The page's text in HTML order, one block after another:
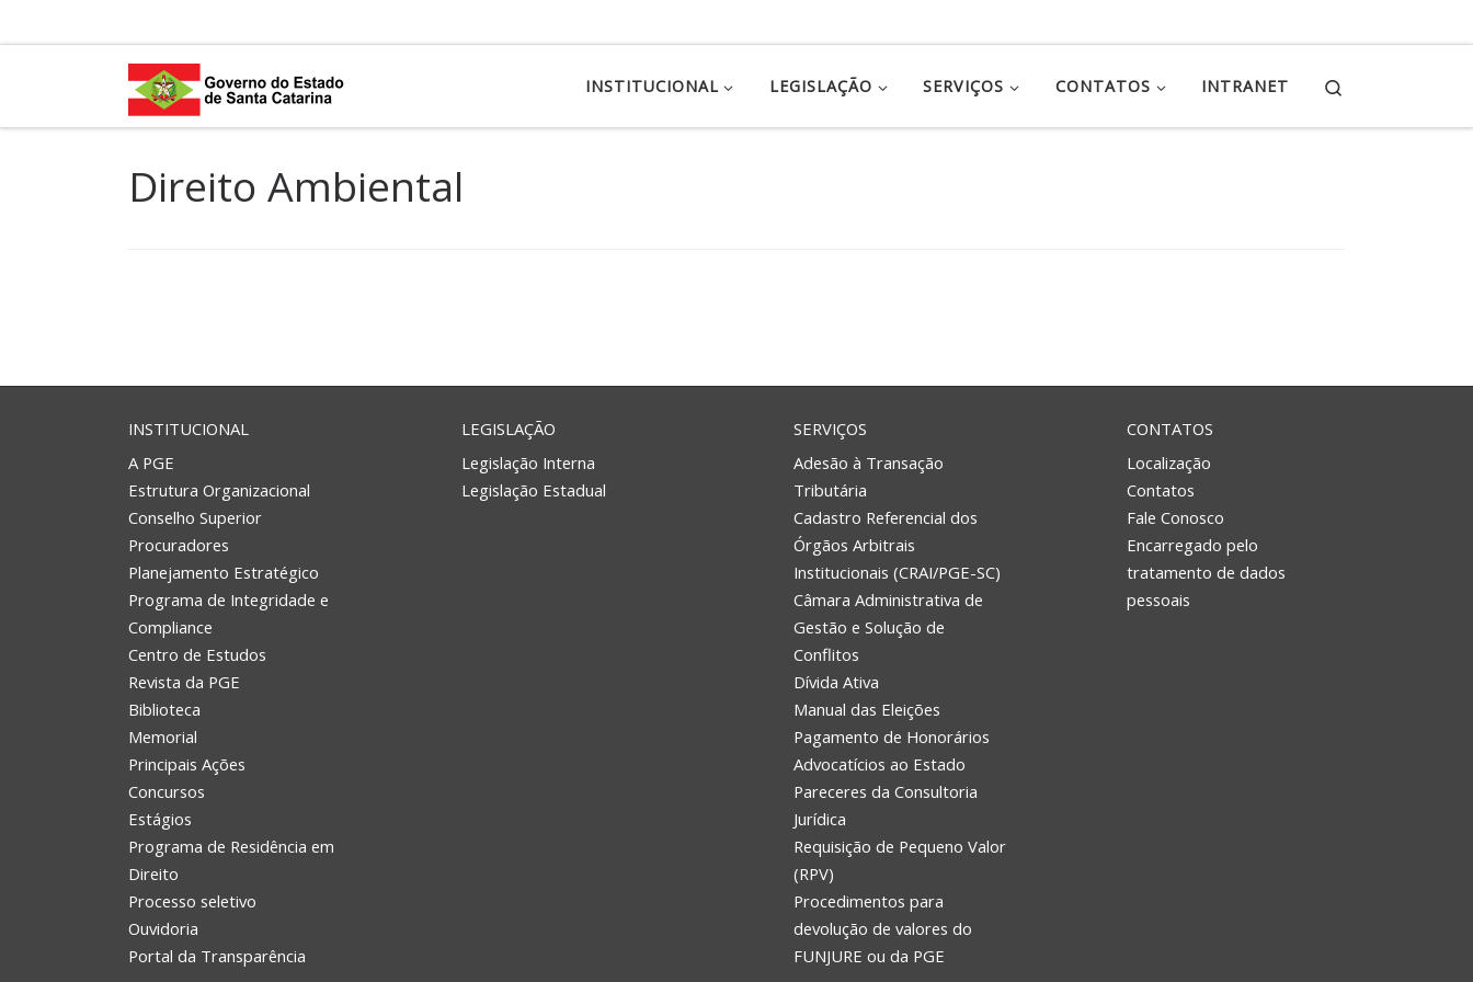
INSTITUCIONAL LEGISLAÇÃO SERVIÇOS CONTATOS INTRANET
Direito Ambiental
INSTITUCIONAL
A PGE
Estrutura Organizacional
Conselho Superior
Procuradores
Planejamento Estratégico
Programa de Integridade e
Compliance
Centro de Estudos
Revista da PGE
Biblioteca
Memorial
Principais Ações
Concursos
Estágios
Programa de Residência em
Direito
Processo seletivo
Ouvidoria
Portal da Transparência
LEGISLAÇÃO
Legislação Interna
Legislação Estadual
SERVIÇOS
Adesão à Transação
Tributária
Cadastro Referencial dos
Órgãos Arbitrais
Institucionais (CRAI/PGE-SC)
Câmara Administrativa de
Gestão e Solução de
Conflitos
Dívida Ativa
Manual das Eleições
Pagamento de Honorários
Advocatícios ao Estado
Pareceres da Consultoria
Jurídica
Requisição de Pequeno Valor
(RPV)
Procedimentos para
devolução de valores do
FUNJURE ou da PGE
CONTATOS
Localização
Contatos
Fale Conosco
Encarregado pelo
tratamento de dados
pessoais